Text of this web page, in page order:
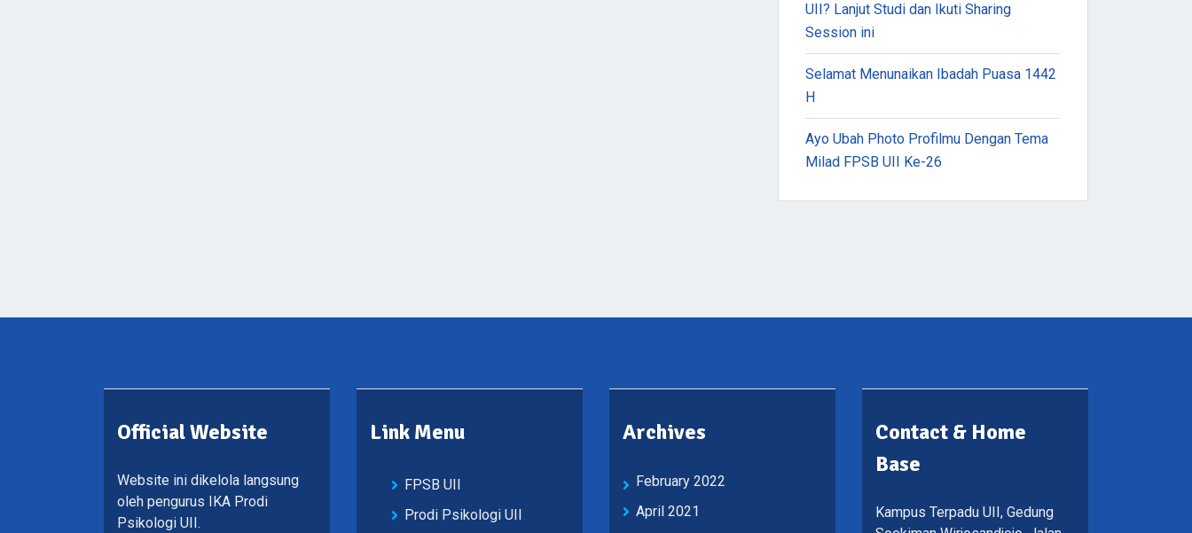
UII? Lanjut Studi dan Ikuti Sharing
Session ini
Selamat Menunaikan Ibadah Puasa 1442
H
Ayo Ubah Photo Profilmu Dengan Tema
Milad FPSB UII Ke-26
Official Website
Website ini dikelola langsung
oleh pengurus IKA Prodi
Psikologi UII.
Link Menu
FPSB UII
Prodi Psikologi UII
Archives
February 2022
April 2021
Contact & Home
Base
Kampus Terpadu UII, Gedung